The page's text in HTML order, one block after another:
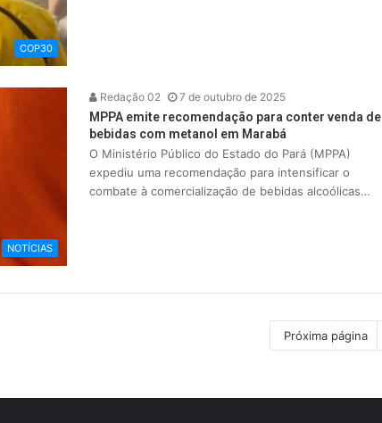
COP30
NOTÍCIAS
Redação 02 7 de outubro de 2025
MPPA emite recomendação para conter venda de
bebidas com metanol em Marabá
O Ministério Público do Estado do Pará (MPPA)
expediu uma recomendação para intensificar o
combate à comercialização de bebidas alcoólicas…
Próxima página